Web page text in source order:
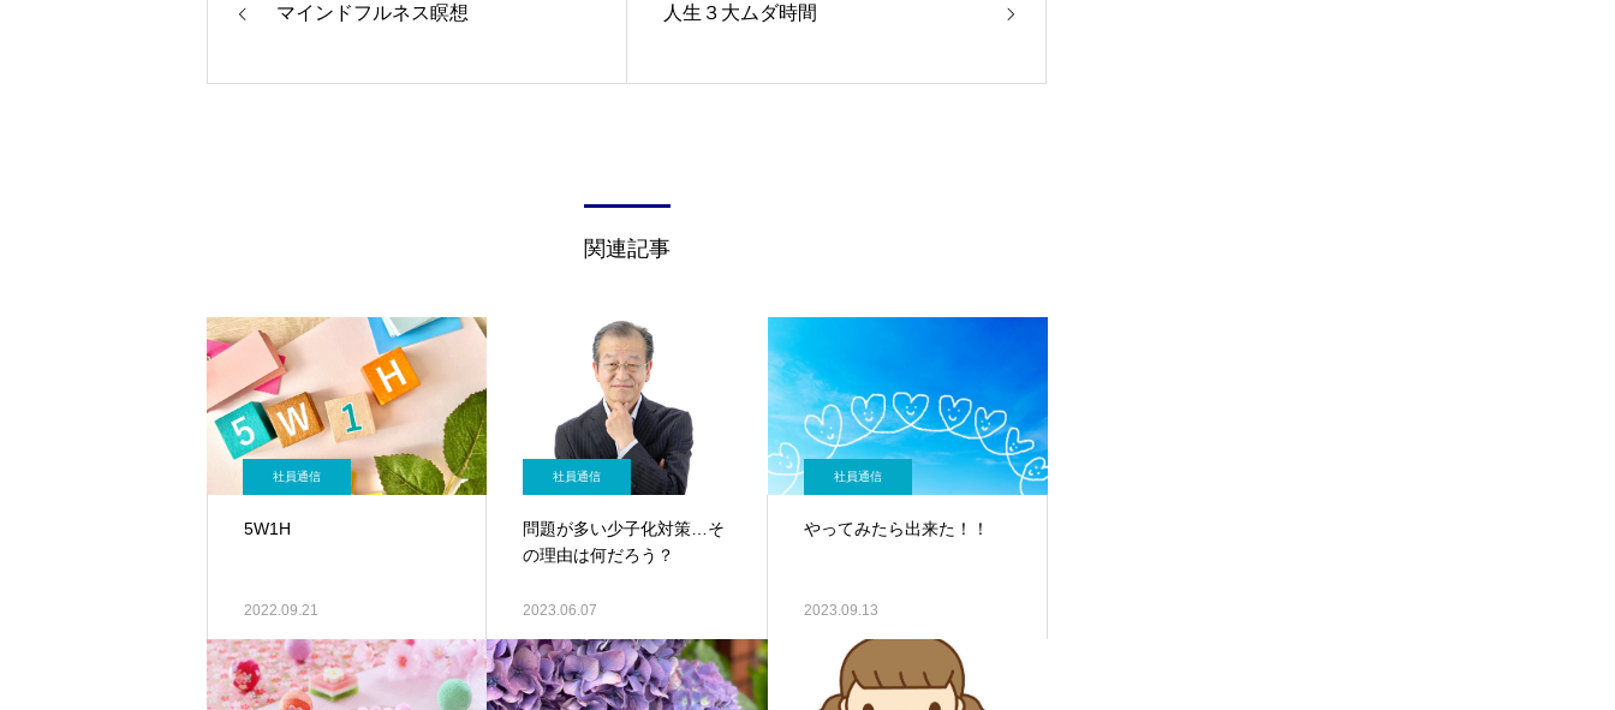
マインドフルネス瞑想 人生３大ムダ時間
関連記事
社員通信
5W1H
2022.09.21
社員通信
問題が多い少子化対策…そ
の理由は何だろう？
2023.06.07
社員通信
やってみたら出来た！！
2023.09.13